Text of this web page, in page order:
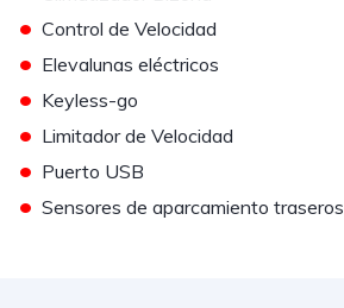
• Control de Velocidad
• Elevalunas eléctricos
• Keyless-go
• Limitador de Velocidad
• Puerto USB
• Sensores de aparcamiento traseros